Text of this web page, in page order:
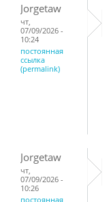
Jorgetaw
чт,
07/09/2026 -
10:24
постоянная
ссылка
(permalink)
Jorgetaw
чт,
07/09/2026 -
10:26
постоянная